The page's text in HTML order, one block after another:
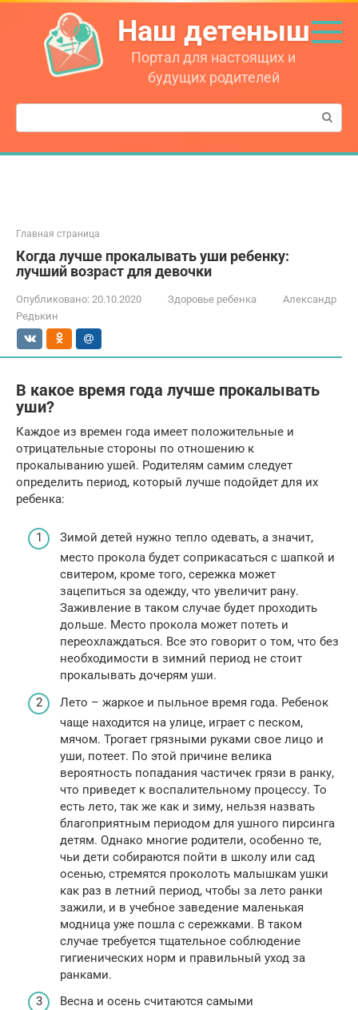
Перейти
контенту
Наш детеныш
Портал для настоящих и
будущих родителей
Поиск:
Главная страница
Когда лучше прокалывать уши ребенку:
лучший возраст для девочки
Опубликовано: 20.10.2020 Здоровье ребенка
Александр
Редькин
В какое время года лучше прокалывать
уши?
Каждое из времен года имеет положительные и
отрицательные стороны по отношению к
прокалыванию ушей. Родителям самим следует
определить период, который лучше подойдет для их
ребенка:
Зимой детей нужно тепло одевать, а значит,
место прокола будет соприкасаться с шапкой и
свитером, кроме того, сережка может
зацепиться за одежду, что увеличит рану.
Заживление в таком случае будет проходить
дольше. Место прокола может потеть и
переохлаждаться. Все это говорит о том, что без
необходимости в зимний период не стоит
прокалывать дочерям уши.
Лето – жаркое и пыльное время года. Ребенок
чаще находится на улице, играет с песком,
мячом. Трогает грязными руками свое лицо и
уши, потеет. По этой причине велика
вероятность попадания частичек грязи в ранку,
что приведет к воспалительному процессу. То
есть лето, так же как и зиму, нельзя назвать
благоприятным периодом для ушного пирсинга
детям. Однако многие родители, особенно те,
чьи дети собираются пойти в школу или сад
осенью, стремятся проколоть малышкам ушки
как раз в летний период, чтобы за лето ранки
зажили, и в учебное заведение маленькая
модница уже пошла с сережками. В таком
случае требуется тщательное соблюдение
гигиенических норм и правильный уход за
ранками.
Весна и осень считаются самыми